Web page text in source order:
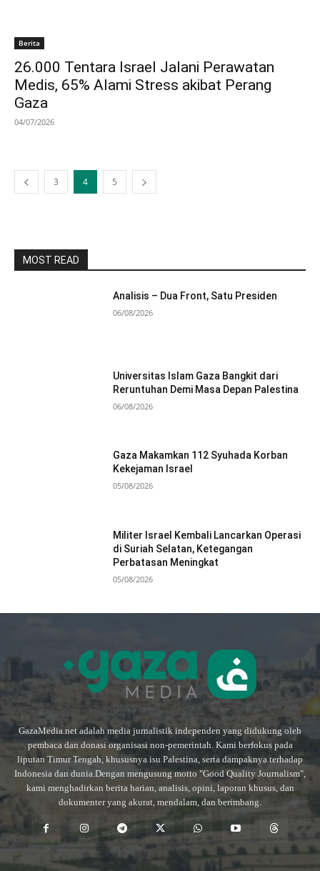
Berita
26.000 Tentara Israel Jalani Perawatan
Medis, 65% Alami Stress akibat Perang
Gaza
04/07/2026
3 4 5
MOST READ
Analisis – Dua Front, Satu Presiden
06/08/2026
Universitas Islam Gaza Bangkit dari
Reruntuhan Demi Masa Depan Palestina
06/08/2026
Gaza Makamkan 112 Syuhada Korban
Kekejaman Israel
05/08/2026
Militer Israel Kembali Lancarkan Operasi
di Suriah Selatan, Ketegangan
Perbatasan Meningkat
05/08/2026
GazaMedia.net adalah media jurnalistik independen yang didukung oleh
pembaca dan donasi organisasi non-pemerintah. Kami berfokus pada
liputan Timur Tengah, khususnya isu Palestina, serta dampaknya terhadap
Indonesia dan dunia.Dengan mengusung motto "Good Quality Journalism",
kami menghadirkan berita harian, analisis, opini, laporan khusus, dan
dokumenter yang akurat, mendalam, dan berimbang.